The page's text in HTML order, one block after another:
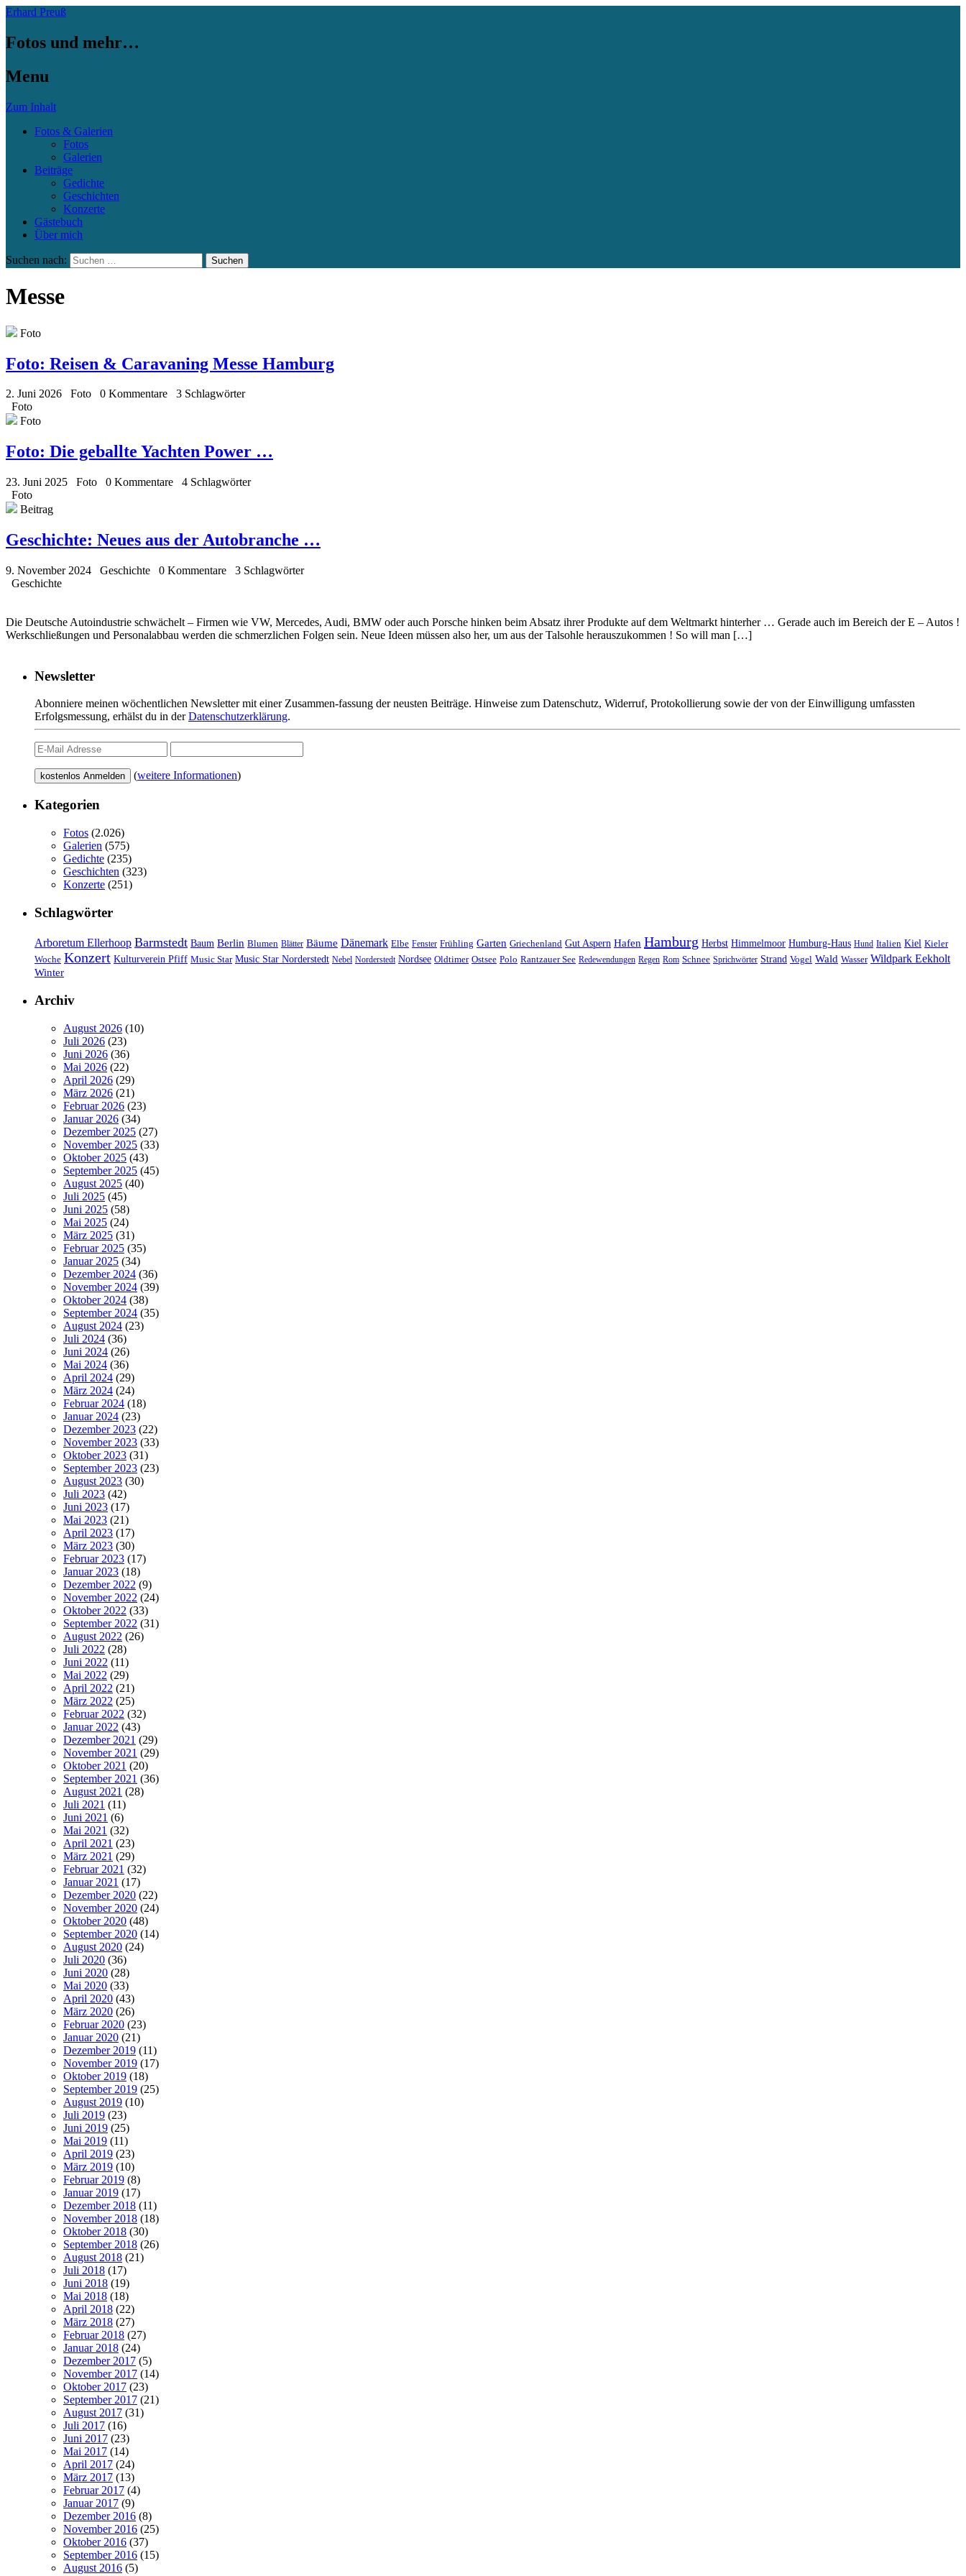
Erhard Preuß
Fotos und mehr…
Menu
Zum Inhalt
Fotos & Galerien
Fotos
Galerien
Beiträge
Gedichte
Geschichten
Konzerte
Gästebuch
Über mich
Suchen nach:
Messe
Foto
Foto: Reisen & Caravaning Messe Hamburg
2. Juni 2026 Foto 0 Kommentare 3 Schlagwörter
Foto
Foto
Foto: Die geballte Yachten Power …
23. Juni 2025 Foto 0 Kommentare 4 Schlagwörter
Foto
Beitrag
Geschichte: Neues aus der Autobranche …
9. November 2024 Geschichte 0 Kommentare 3 Schlagwörter
Geschichte
Die Deutsche Autoindustrie schwächelt – Firmen wie VW, Mercedes, Audi, BMW oder auch Porsche hinken beim Absatz ihrer Produkte auf dem Weltmarkt hinterher … Gerade auch im Bereich der E – Autos !
Werkschließungen und Personalabbau werden die schmerzlichen Folgen sein. Neue Ideen müssen also her, um aus der Talsohle herauszukommen ! So will man […]
Newsletter
Abonniere meinen wöchentlichen Newsletter mit einer Zusammen-fassung der neusten Beiträge. Hinweise zum Datenschutz, Widerruf, Protokollierung sowie der von der Einwilligung umfassten
Erfolgsmessung, erhälst du in derDatenschutzerklärung.
(weitere Informationen)
Kategorien
Fotos (2.026)
Galerien (575)
Gedichte (235)
Geschichten (323)
Konzerte (251)
Schlagwörter
Arboretum Ellerhoop Barmstedt Baum Berlin Blumen Blätter Bäume Dänemark Elbe Fenster Frühling Garten Griechenland Gut Aspern Hafen Hamburg Herbst Himmelmoor Humburg-Haus Hund Italien Kiel Kieler
Woche Konzert Kulturverein Pfiff Music Star Music Star Norderstedt Nebel Norderstedt Nordsee Oldtimer Ostsee Polo Rantzauer See Redewendungen Regen Rom Schnee Sprichwörter Strand Vogel Wald Wasser Wildpark Eekholt
Winter
Archiv
August 2026 (10)
Juli 2026 (23)
Juni 2026 (36)
Mai 2026 (22)
April 2026 (29)
März 2026 (21)
Februar 2026 (23)
Januar 2026 (34)
Dezember 2025 (27)
November 2025 (33)
Oktober 2025 (43)
September 2025 (45)
August 2025 (40)
Juli 2025 (45)
Juni 2025 (58)
Mai 2025 (24)
März 2025 (31)
Februar 2025 (35)
Januar 2025 (34)
Dezember 2024 (36)
November 2024 (39)
Oktober 2024 (38)
September 2024 (35)
August 2024 (23)
Juli 2024 (36)
Juni 2024 (26)
Mai 2024 (36)
April 2024 (29)
März 2024 (24)
Februar 2024 (18)
Januar 2024 (23)
Dezember 2023 (22)
November 2023 (33)
Oktober 2023 (31)
September 2023 (23)
August 2023 (30)
Juli 2023 (42)
Juni 2023 (17)
Mai 2023 (21)
April 2023 (17)
März 2023 (30)
Februar 2023 (17)
Januar 2023 (18)
Dezember 2022 (9)
November 2022 (24)
Oktober 2022 (33)
September 2022 (31)
August 2022 (26)
Juli 2022 (28)
Juni 2022 (11)
Mai 2022 (29)
April 2022 (21)
März 2022 (25)
Februar 2022 (32)
Januar 2022 (43)
Dezember 2021 (29)
November 2021 (29)
Oktober 2021 (20)
September 2021 (36)
August 2021 (28)
Juli 2021 (11)
Juni 2021 (6)
Mai 2021 (32)
April 2021 (23)
März 2021 (29)
Februar 2021 (32)
Januar 2021 (17)
Dezember 2020 (22)
November 2020 (24)
Oktober 2020 (48)
September 2020 (14)
August 2020 (24)
Juli 2020 (36)
Juni 2020 (28)
Mai 2020 (33)
April 2020 (43)
März 2020 (26)
Februar 2020 (23)
Januar 2020 (21)
Dezember 2019 (11)
November 2019 (17)
Oktober 2019 (18)
September 2019 (25)
August 2019 (10)
Juli 2019 (23)
Juni 2019 (25)
Mai 2019 (11)
April 2019 (23)
März 2019 (10)
Februar 2019 (8)
Januar 2019 (17)
Dezember 2018 (11)
November 2018 (18)
Oktober 2018 (30)
September 2018 (26)
August 2018 (21)
Juli 2018 (17)
Juni 2018 (19)
Mai 2018 (18)
April 2018 (22)
März 2018 (27)
Februar 2018 (27)
Januar 2018 (24)
Dezember 2017 (5)
November 2017 (14)
Oktober 2017 (23)
September 2017 (21)
August 2017 (31)
Juli 2017 (16)
Juni 2017 (23)
Mai 2017 (14)
April 2017 (24)
März 2017 (13)
Februar 2017 (4)
Januar 2017 (9)
Dezember 2016 (8)
November 2016 (25)
Oktober 2016 (37)
September 2016 (15)
August 2016 (5)